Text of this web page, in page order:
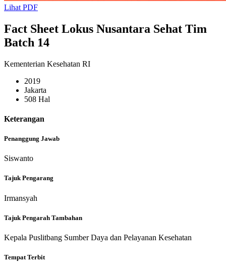
Lihat PDF
Fact Sheet Lokus Nusantara Sehat Tim
Batch 14
Kementerian Kesehatan RI
2019
Jakarta
508 Hal
Keterangan
Penanggung Jawab
Siswanto
Tajuk Pengarang
Irmansyah
Tajuk Pengarah Tambahan
Kepala Puslitbang Sumber Daya dan Pelayanan Kesehatan
Tempat Terbit